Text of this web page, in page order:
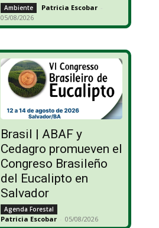
Ambiente Patricia Escobar -
05/08/2026
Brasil | ABAF y
Cedagro promueven el
Congreso Brasileño
del Eucalipto en
Salvador
Agenda Forestal
Patricia Escobar - 05/08/2026